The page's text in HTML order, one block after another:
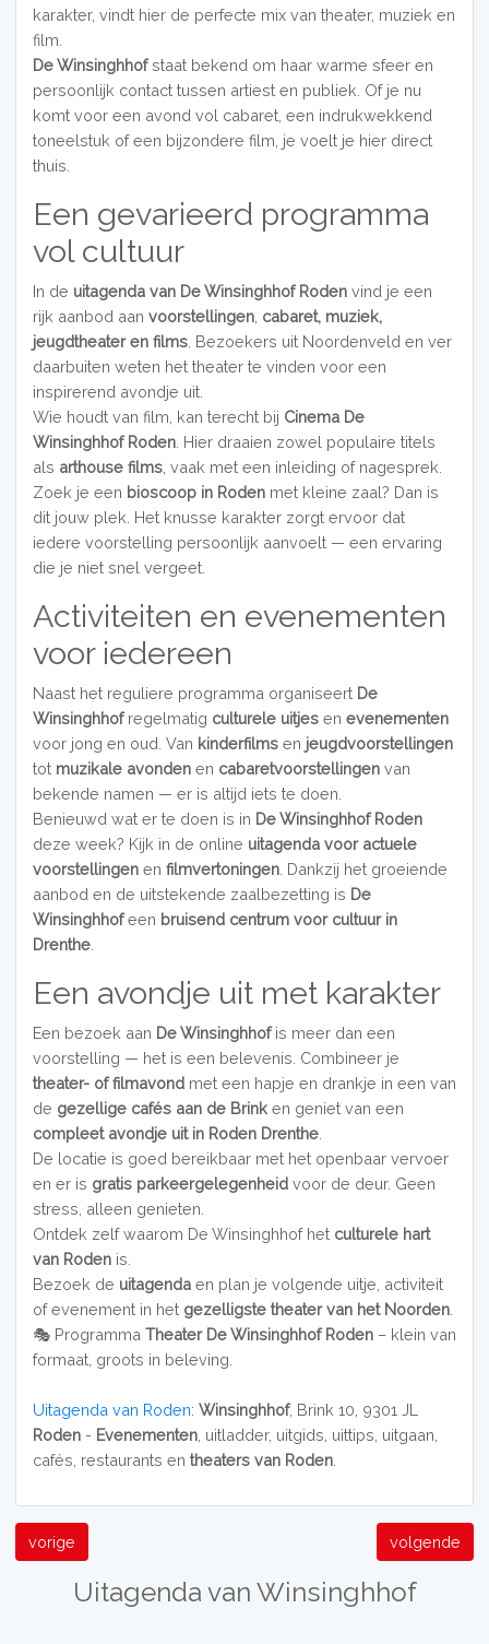
karakter, vindt hier de perfecte mix van theater, muziek en
film.
De Winsinghhofstaat bekend om haar warme sfeer en
persoonlijk contact tussen artiest en publiek. Of je nu
komt voor een avond vol cabaret, een indrukwekkend
toneelstuk of een bijzondere film, je voelt je hier direct
thuis.
Een gevarieerd programma
vol cultuur
In de uitagenda van De Winsinghhof Rodenvind je een
rijk aanbod aan voorstellingen, cabaret, muziek,
jeugdtheater en films. Bezoekers uit Noordenveld en ver
daarbuiten weten het theater te vinden voor een
inspirerend avondje uit.
Wie houdt van film, kan terecht bij Cinema De
Winsinghhof Roden. Hier draaien zowel populaire titels
als arthouse films, vaak met een inleiding of nagesprek.
Zoek je een bioscoop in Roden met kleine zaal? Dan is
dit jouw plek. Het knusse karakter zorgt ervoor dat
iedere voorstelling persoonlijk aanvoelt — een ervaring
die je niet snel vergeet.
Activiteiten en evenementen
voor iedereen
Naast het reguliere programma organiseert De
Winsinghhofregelmatig culturele uitjesen evenementen
voor jong en oud. Van kinderfilms en jeugdvoorstellingen
tot muzikale avonden en cabaretvoorstellingenvan
bekende namen — er is altijd iets te doen.
Benieuwd wat er te doen is in De Winsinghhof Roden
deze week? Kijk in de online uitagenda voor actuele
voorstellingenen filmvertoningen. Dankzij het groeiende
aanbod en de uitstekende zaalbezetting is De
Winsinghhofeen bruisend centrum voor cultuur in
Drenthe.
Een avondje uit met karakter
Een bezoek aan De Winsinghhofis meer dan een
voorstelling — het is een belevenis. Combineer je
theater- of filmavondmet een hapje en drankje in een van
de gezellige cafés aan de Brinken geniet van een
compleet avondje uit in Roden Drenthe.
De locatie is goed bereikbaar met het openbaar vervoer
en er is gratis parkeergelegenheid voor de deur. Geen
stress, alleen genieten.
Ontdek zelf waarom De Winsinghhof het culturele hart
van Rodenis.
Bezoek de uitagendaen plan je volgende uitje, activiteit
of evenement in het gezelligste theater van het Noorden.
🎭 Programma Theater De Winsinghhof Roden – klein van
formaat, groots in beleving.
Uitagenda van Roden: Winsinghhof, Brink 10, 9301 JL
Roden- Evenementen, uitladder, uitgids, uittips, uitgaan,
cafés, restaurants en theaters van Roden.
vorige volgende
Uitagenda van Winsinghhof